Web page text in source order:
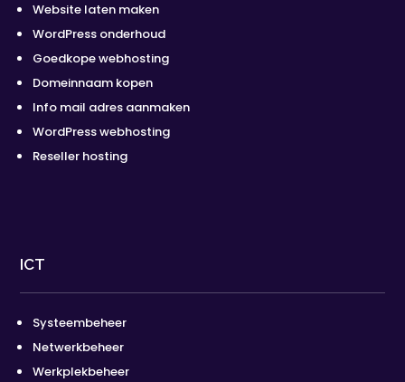
Website laten maken
WordPress onderhoud
Goedkope webhosting
Domeinnaam kopen
Info mail adres aanmaken
WordPress webhosting
Reseller hosting
ICT
Systeembeheer
Netwerkbeheer
Werkplekbeheer